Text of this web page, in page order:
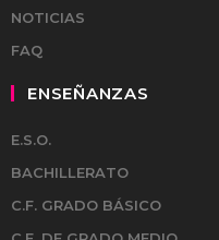
NOTICIAS
FAQ
ENSEÑANZAS
E.S.O.
BACHILLERATO
C.F. GRADO BÁSICO